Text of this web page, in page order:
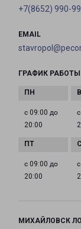
+7(8652) 990-
EMAIL
ГРАФИК РАБОТЫ
с 09:00 до
20:00
с 09:00 до
20:00
МИХАЙЛОВСК